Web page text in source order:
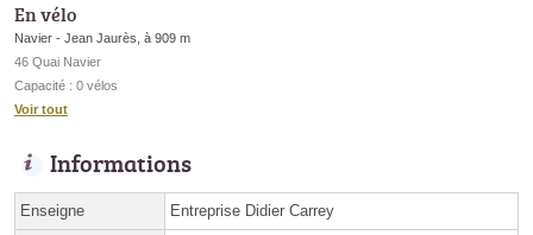
En vélo
Navier - Jean Jaurès, à 909 m
46 Quai Navier
Capacité : 0 vélos
Voir tout
Informations
Enseigne Entreprise Didier Carrey